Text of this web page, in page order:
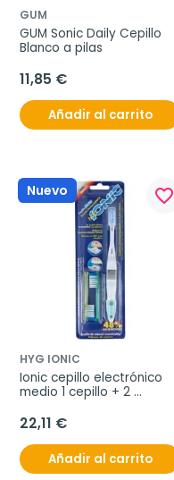
GUM
GUM Sonic Daily Cepillo
Blanco a pilas
11,85 €
Añadir al carrito
Nuevo favorite_border
HYG IONIC
Ionic cepillo electrónico
medio 1 cepillo + 2
22,11 €
Añadir al carrito